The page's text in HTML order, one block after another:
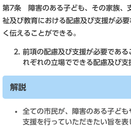
第7条 障害のある子ども、その家族、
祉及び教育における配慮及び支援が必
く伝えることができる。
前項の配慮及び支援が必要であ
れぞれの立場でできる配慮及び支
解説
全ての市民が、障害のある子ど
支援を行っていただきたい旨を表